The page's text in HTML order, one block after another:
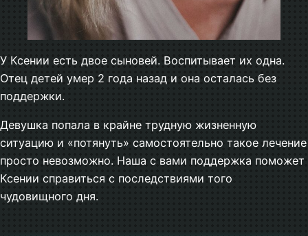
У Ксении есть двое сыновей. Воспитывает их одна.
Отец детей умер 2 года назад и она осталась без
поддержки.
Девушка попала в крайне трудную жизненную
ситуацию и «потянуть» самостоятельно такое лечение
просто невозможно. Наша с вами поддержка поможет
Ксении справиться с последствиями того
чудовищного дня.